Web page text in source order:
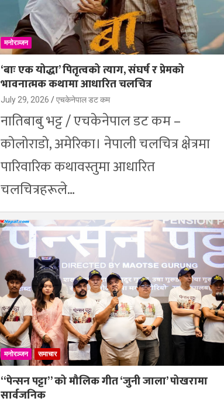
मनोरञ्जन
‘बाः एक योद्धा’ पितृत्वको त्याग, संघर्ष र प्रेमको
भावनात्मक कथामा आधारित चलचित्र
July 29, 2026 एचकेनेपाल डट कम
नातिबाबु भट्ट / एचकेनेपाल डट कम –
कोलोराडो, अमेरिका। नेपाली चलचित्र क्षेत्रमा
पारिवारिक कथावस्तुमा आधारित
चलचित्रहरूले…
मनोरञ्जन समाचार
“पेन्सन पट्टा” को मौलिक गीत ‘जुनी जाला’ पोखरामा
सार्वजनिक